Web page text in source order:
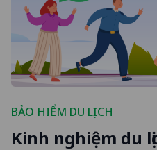
BẢO HIỂM DU LỊCH
Kinh nghiệm du